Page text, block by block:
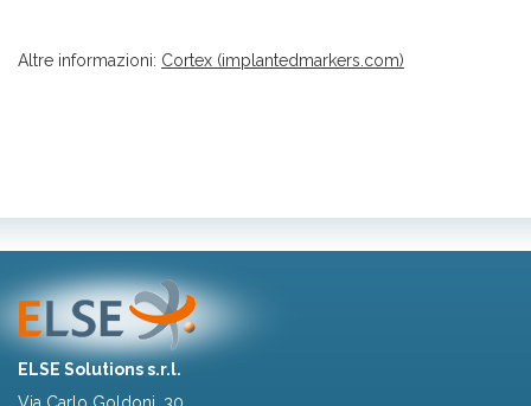
Altre informazioni: Cortex (implantedmarkers.com)
ELSE Solutions s.r.l.
Via Carlo Goldoni, 30